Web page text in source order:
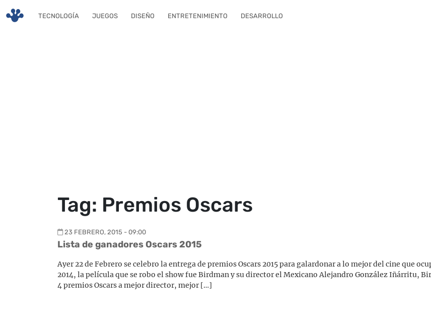
TECNOLOGÍA JUEGOS DISEÑO ENTRETENIMIENTO DESARROLLO
Tag: Premios Oscars
23 FEBRERO, 2015 - 09:00
Lista de ganadores Oscars 2015
Ayer 22 de Febrero se celebro la entrega de premios Oscars 2015 para galardonar a lo mejor del cine que
2014, la película que se robo el show fue Birdman y su director el Mexicano Alejandro González Iñárritu,
4 premios Oscars a mejor director, mejor […]